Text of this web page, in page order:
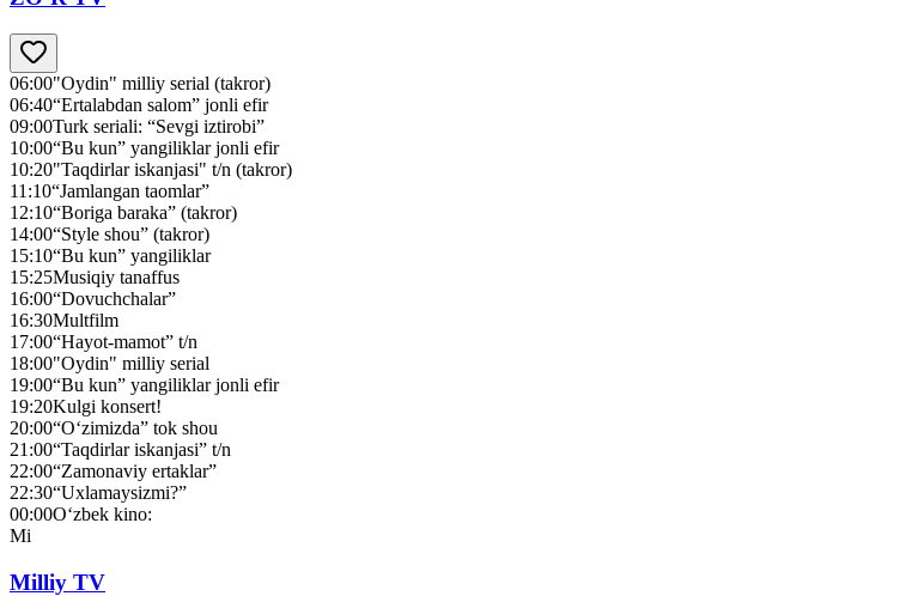
06:00"Oydin" milliy serial (takror)
06:40“Ertalabdan salom” jonli efir
09:00Turk seriali: “Sevgi iztirobi”
10:00“Bu kun” yangiliklar jonli efir
10:20"Taqdirlar iskanjasi" t/n (takror)
11:10“Jamlangan taomlar”
12:10“Boriga baraka” (takror)
14:00“Style shou” (takror)
15:10“Bu kun” yangiliklar
15:25Musiqiy tanaffus
16:00“Dovuchchalar”
16:30Multfilm
17:00“Hayot-mamot” t/n
18:00"Oydin" milliy serial
19:00“Bu kun” yangiliklar jonli efir
19:20Kulgi konsert!
20:00“O‘zimizda” tok shou
21:00“Taqdirlar iskanjasi” t/n
22:00“Zamonaviy ertaklar”
22:30“Uxlamaysizmi?”
00:00O‘zbek kino:
Mi
Milliy TV